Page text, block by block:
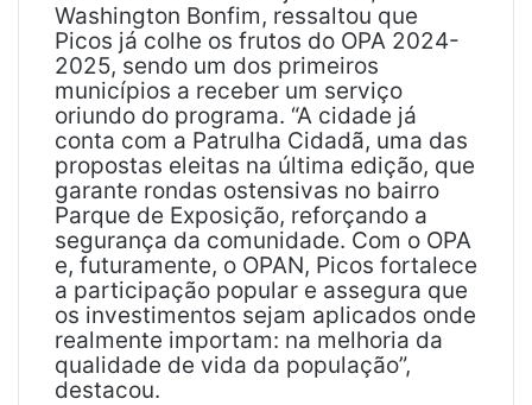
Washington Bonfim, ressaltou que
Picos já colhe os frutos do OPA 2024-
2025, sendo um dos primeiros
municípios a receber um serviço
oriundo do programa. “A cidade já
conta com a Patrulha Cidadã, uma das
propostas eleitas na última edição, que
garante rondas ostensivas no bairro
Parque de Exposição, reforçando a
segurança da comunidade. Com o OPA
e, futuramente, o OPAN, Picos fortalece
a participação popular e assegura que
os investimentos sejam aplicados onde
realmente importam: na melhoria da
qualidade de vida da população”,
destacou.